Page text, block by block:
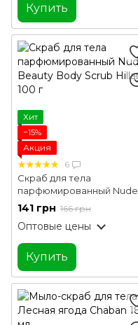
Купить
Хит
−15%
Акция
6
Скраб для тела
парфюмированный Nude
Beauty Body Scrub Hillary
141 грн 166 грн
Оптовые цены
Купить